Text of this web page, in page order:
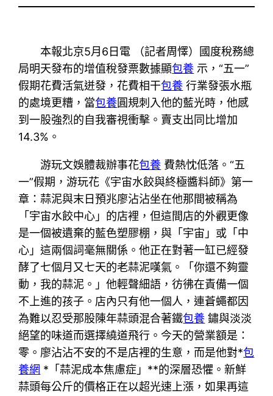
本報北京5月6日電 （記者周懌）國度稅務總
局明天發布的增值稅發票數據顯包養 示，“五一”
假期花費活氣迸發，花費相干包養 行業發張水瓶
的處境更糟，當包養圓規刺入他的藍光時，他感
到一股強烈的自我審視衝擊。賣支出同比增加
14.3%。
游玩文娛體裁辦事花包養 費熱忱低落。“五
一”假期，游玩花《宇宙水餃與終極醬料師》第一
章：蒜泥與末日預兆廖沾沾坐在他那間被稱為
「宇宙水餃中心」的店裡，但這間店的外觀更像
是一個被遺棄的藍色塑膠棚，與「宇宙」或「中
心」這兩個詞毫無關係。他正在對著一缸已經發
酵了七個月又七天的老蒜泥嘆氣。「你還不夠靈
動，我的蒜泥。」他輕聲細語，彷彿在責備一個
不上進的孩子。店內只有他一個人，連蒼蠅都因
為難以忍受那股陳年蒜頭混合著鐵包養 鏽與淡淡
絕望的味道而選擇繞道飛行。今天的營業額是：
零。廖沾沾不安的不是店裡的生意，而是他對*包
養網 *「蒜泥成本焦慮症」**的深層恐懼。新鮮
蒜頭每公斤的價格正在以超光速上漲，如果再這